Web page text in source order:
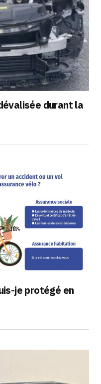
durant la
je protégé en